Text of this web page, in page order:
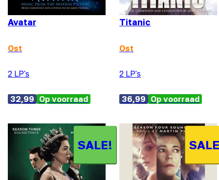
Avatar
Ost
2 LP's
32,99 Op voorraad
Titanic
Ost
2 LP's
36,99 Op voorraad
SALE!